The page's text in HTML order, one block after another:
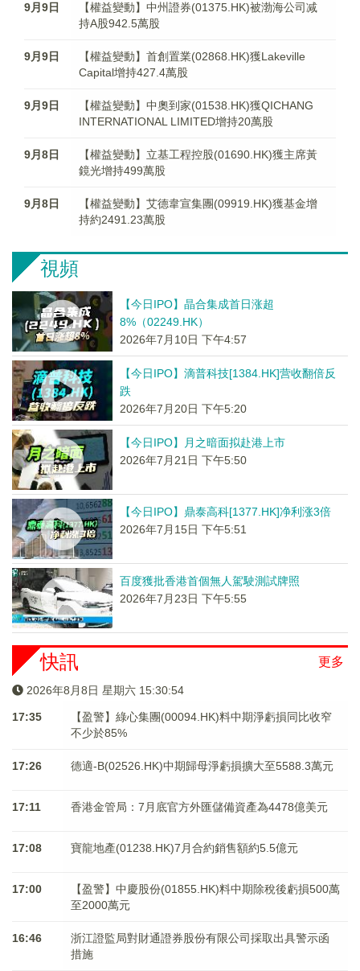
9月9日
【權益變動】中州證券(01375.HK)被渤海公司减
持A股942.5萬股
9月9日
【權益變動】首創置業(02868.HK)獲Lakeville
Capital增持427.4萬股
9月9日
【權益變動】中奧到家(01538.HK)獲QICHANG
INTERNATIONAL LIMITED增持20萬股
9月8日
【權益變動】立基工程控股(01690.HK)獲主席黃
鏡光增持499萬股
9月8日
【權益變動】艾德韋宣集團(09919.HK)獲基金增
持約2491.23萬股
視頻
【今日IPO】晶合集成首日涨超
8%（02249.HK）
2026年7月10日 下午4:57
【今日IPO】滴普科技[1384.HK]营收翻倍反
跌
2026年7月20日 下午5:20
【今日IPO】月之暗面拟赴港上市
2026年7月21日 下午5:50
【今日IPO】鼎泰高科[1377.HK]净利涨3倍
2026年7月15日 下午5:51
百度獲批香港首個無人駕駛測試牌照
2026年7月23日 下午5:55
更多
快訊
2026年8月8日 星期六 15:30:55
17:35
【盈警】綠心集團(00094.HK)料中期淨虧損同比收窄
不少於85%
17:26 德適-B(02526.HK)中期歸母淨虧損擴大至5588.3萬元
17:11 香港金管局：7月底官方外匯儲備資產為4478億美元
17:08 寶龍地產(01238.HK)7月合約銷售額約5.5億元
17:00
【盈警】中慶股份(01855.HK)料中期除稅後虧損500萬
至2000萬元
16:46
浙江證監局對財通證券股份有限公司採取出具警示函
措施